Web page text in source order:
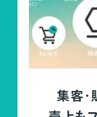
集客